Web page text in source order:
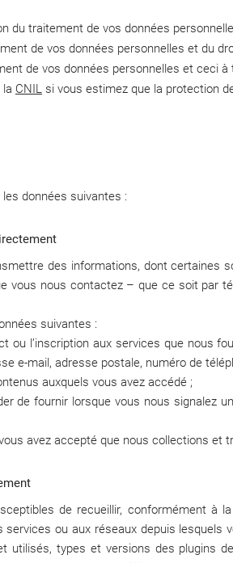
du traitement de vos données
de vos données personnelles et du
de vos données personnelles et ceci
CNIL si vous estimez que la protection
données suivantes :
des informations, dont certaines
vous nous contactez – que ce soit par
suivantes :
ou l’inscription aux services que nous
e-mail, adresse postale, numéro de
auxquels vous avez accédé ;
de fournir lorsque vous nous signalez
avez accepté que nous collections et
de recueillir, conformément à
ou aux réseaux depuis
utilisés, types et versions des plugins